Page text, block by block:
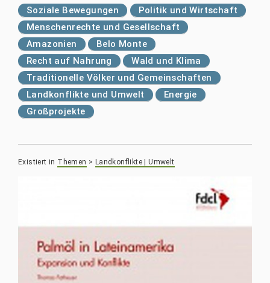
Soziale Bewegungen
Politik und Wirtschaft
Menschenrechte und Gesellschaft
Amazonien
Belo Monte
Recht auf Nahrung
Wald und Klima
Traditionelle Völker und Gemeinschaften
Landkonflikte und Umwelt
Energie
Großprojekte
Existiert in Themen > Landkonflikte | Umwelt